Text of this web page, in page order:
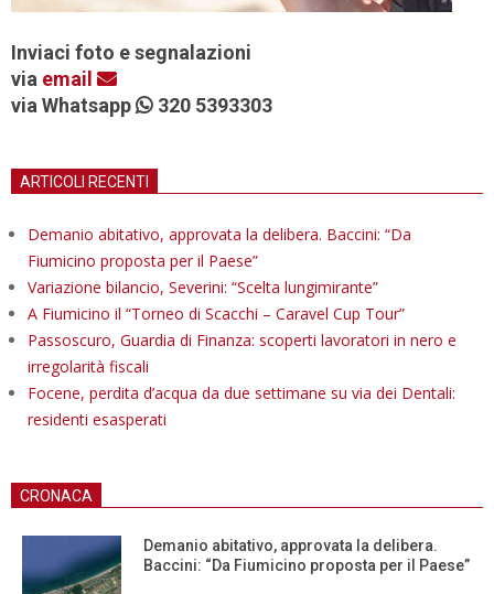
Inviaci foto e segnalazioni
via email
via Whatsapp
320 5393303
ARTICOLI RECENTI
Demanio abitativo, approvata la delibera. Baccini: “Da
Fiumicino proposta per il Paese”
Variazione bilancio, Severini: “Scelta lungimirante”
A Fiumicino il “Torneo di Scacchi – Caravel Cup Tour”
Passoscuro, Guardia di Finanza: scoperti lavoratori in nero e
irregolarità fiscali
Focene, perdita d’acqua da due settimane su via dei Dentali:
residenti esasperati
CRONACA
Demanio abitativo, approvata la delibera.
Baccini: “Da Fiumicino proposta per il Paese”